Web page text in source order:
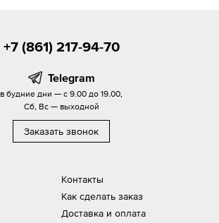
Контакты
Как сделать заказ
Доставка и оплата
+7 (861) 217-94-70
Telegram
в будние дни — с 9.00 до 19.00,
Сб, Вс — выходной
Заказать звонок